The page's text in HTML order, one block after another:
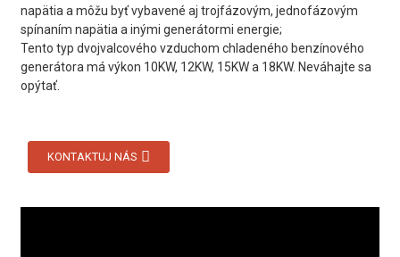
napätia a môžu byť vybavené aj trojfázovým, jednofázovým
spínaním napätia a inými generátormi energie;
Tento typ dvojvalcového vzduchom chladeného benzínového
generátora má výkon 10KW, 12KW, 15KW a 18KW. Neváhajte sa
opýtať.
KONTAKTUJ NÁS